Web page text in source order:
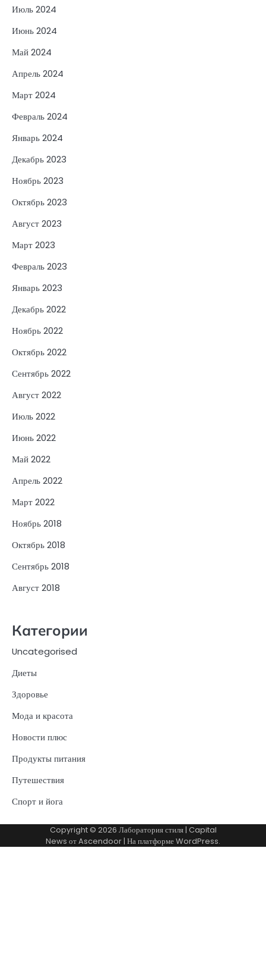
Июль 2024
Июнь 2024
Май 2024
Апрель 2024
Март 2024
Февраль 2024
Январь 2024
Декабрь 2023
Ноябрь 2023
Октябрь 2023
Август 2023
Март 2023
Февраль 2023
Январь 2023
Декабрь 2022
Ноябрь 2022
Октябрь 2022
Сентябрь 2022
Август 2022
Июль 2022
Июнь 2022
Май 2022
Апрель 2022
Март 2022
Ноябрь 2018
Октябрь 2018
Сентябрь 2018
Август 2018
Категории
Uncategorised
Диеты
Здоровье
Мода и красота
Новости плюс
Продукты питания
Путешествия
Спорт и йога
Copyright © 2026 Лаборатория стиля| Capital
News отAscendoor| На платформеWordPress.